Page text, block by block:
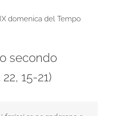
domenica del Tempo
secondo
15-21)